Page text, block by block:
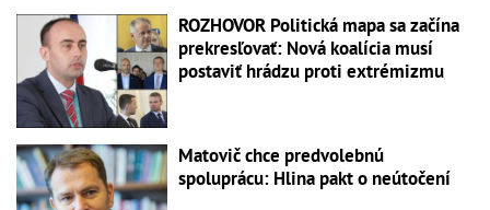
ROZHOVOR Politická mapa sa začína
prekresľovať: Nová koalícia musí
postaviť hrádzu proti extrémizmu
Matovič chce predvolebnú
spoluprácu: Hlina pakt o neútočení